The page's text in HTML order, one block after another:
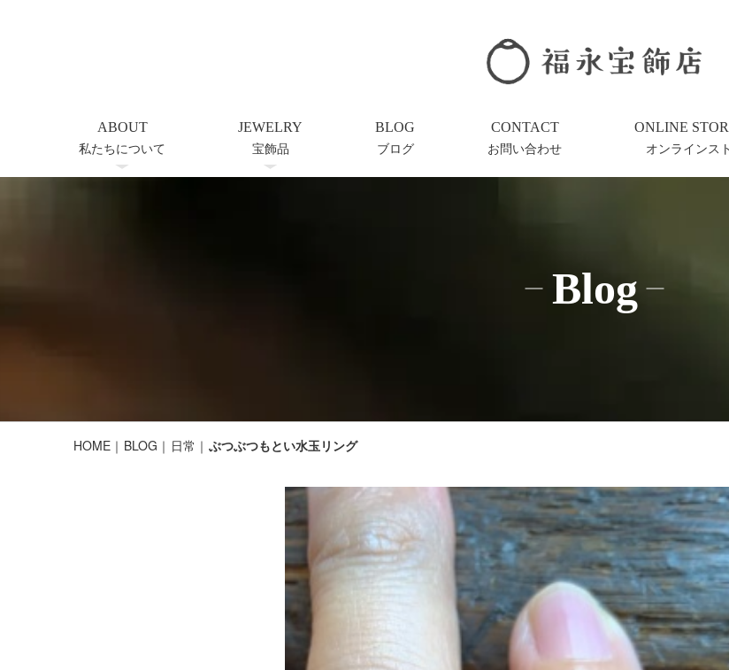
ABOUT
私たちについて
JEWELRY
宝飾品
BLOG
ブログ
CONTACT
お問い合わせ
ONLINE
オンラインス
Blog
HOME BLOG 日常 ぶつぶつもとい水玉リング